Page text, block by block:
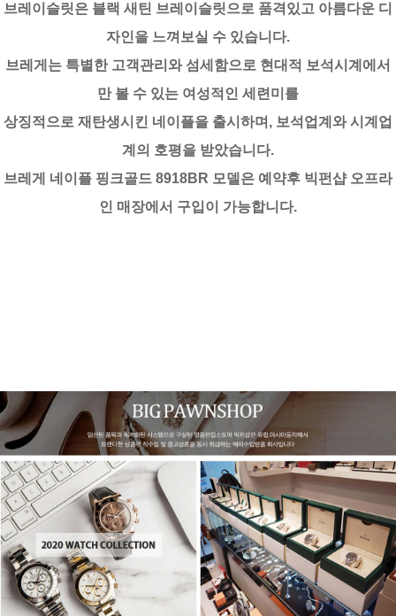
브레이슬릿은 블랙 새틴 브레이슬릿으로 품격있고 아름다운 디
자인을 느껴보실 수 있습니다.
브레게는 특별한 고객관리와 섬세함으로 현대적 보석시계에서
만 볼 수 있는 여성적인 세련미를
상징적으로 재탄생시킨 네이플을 출시하며, 보석업계와 시계업
계의 호평을 받았습니다.
브레게 네이플 핑크골드 8918BR 모델은 예약후 빅펀샵 오프라
인 매장에서 구입이 가능합니다.